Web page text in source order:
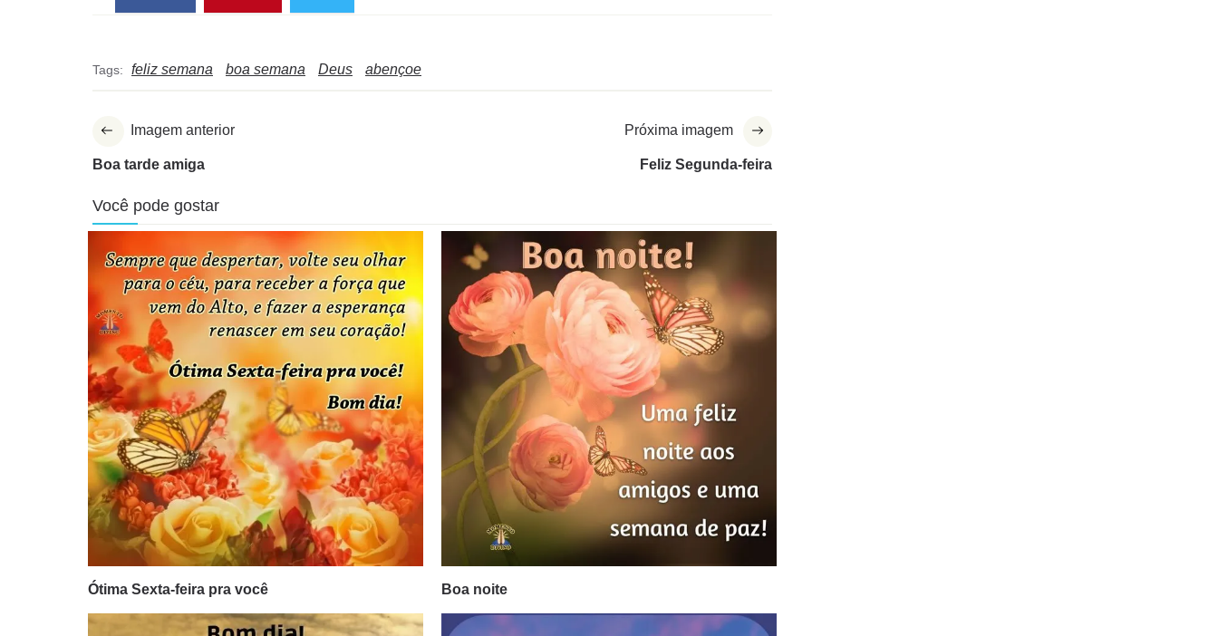
Tags: feliz semana boa semana Deus abençoe
Imagem anterior
Boa tarde amiga
Próxima imagem
Feliz Segunda-feira
Você pode gostar
Ótima Sexta-feira pra você Boa noite